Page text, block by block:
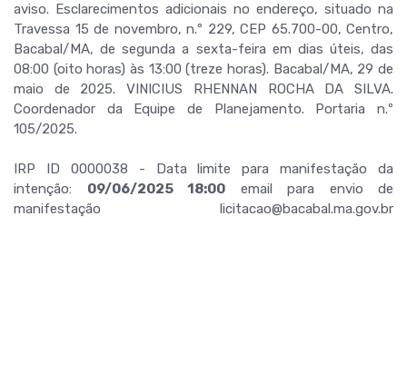
aviso. Esclarecimentos adicionais no endereço, situado na
Travessa 15 de novembro, n.º 229, CEP 65.700-00, Centro,
Bacabal/MA, de segunda a sexta-feira em dias úteis, das
08:00 (oito horas) às 13:00 (treze horas). Bacabal/MA, 29 de
maio de 2025. VINICIUS RHENNAN ROCHA DA SILVA.
Coordenador da Equipe de Planejamento. Portaria n.º
105/2025.
IRP ID 0000038 - Data limite para manifestação da
intenção: 09/06/2025 18:00 email para envio de
manifestação licitacao@bacabal.ma.gov.br